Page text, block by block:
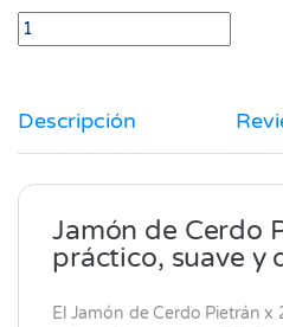
Jamon de cerdo Pietran x 230 gr
Descripción
Jamón de Cerdo
práctico, suave y
El Jamón de Cerdo Pietrán x